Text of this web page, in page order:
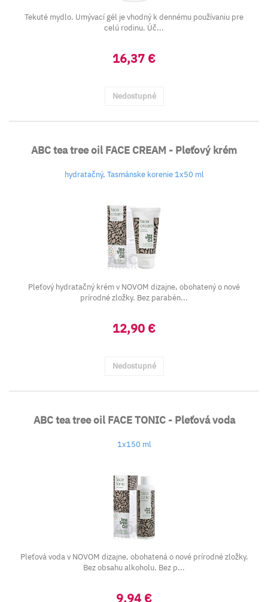
Tekuté mydlo. Umývací gél je vhodný k dennému používaniu pre
celú rodinu. Úč...
16,37 €
Nedostupné
ABC tea tree oil FACE CREAM - Pleťový krém
hydratačný, Tasmánske korenie 1x50 ml
Pleťový hydratačný krém v NOVOM dizajne, obohatený o nové
prírodné zložky. Bez parabén...
12,90 €
Nedostupné
ABC tea tree oil FACE TONIC - Pleťová voda
1x150 ml
Pleťová voda v NOVOM dizajne, obohatená o nové prírodné zložky.
Bez obsahu alkoholu. Bez p...
9,94 €